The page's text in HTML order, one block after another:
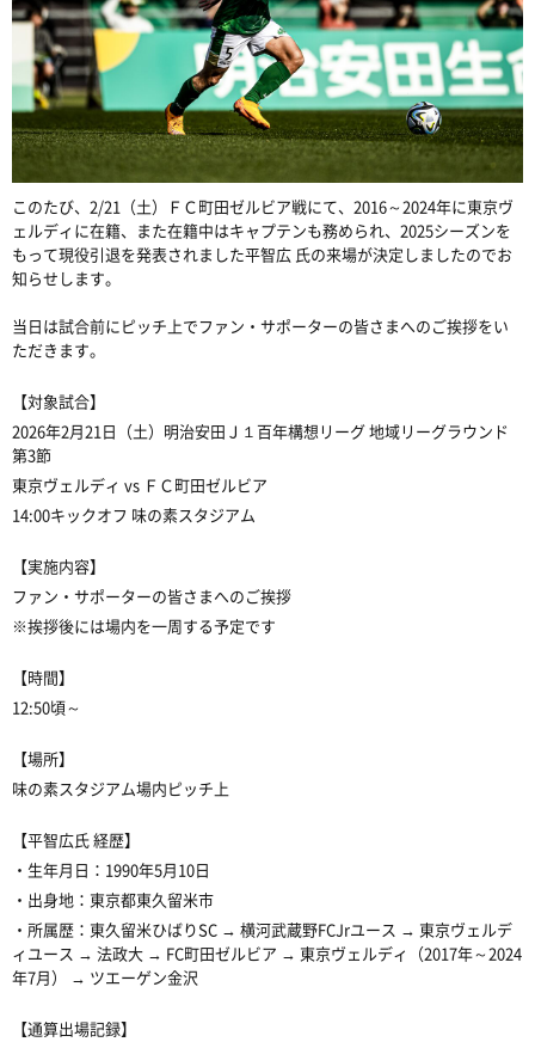
このたび、2/21（土）ＦＣ町田ゼルビア戦にて、2016～2024年に東京ヴ
ェルディに在籍、また在籍中はキャプテンも務められ、2025シーズンを
もって現役引退を発表されました平智広 氏の来場が決定しましたのでお
知らせします。
当日は試合前にピッチ上でファン・サポーターの皆さまへのご挨拶をい
ただきます。
【対象試合】
2026年2月21日（土）明治安田Ｊ１百年構想リーグ 地域リーグラウンド
第3節
東京ヴェルディ vs ＦＣ町田ゼルビア
14:00キックオフ 味の素スタジアム
【実施内容】
ファン・サポーターの皆さまへのご挨拶
※挨拶後には場内を一周する予定です
【時間】
12:50頃～
【場所】
味の素スタジアム場内ピッチ上
【平智広氏 経歴】
・生年月日： 1990年5月10日
・出身地：東京都東久留米市
・所属歴： 東久留米ひばりSC → 横河武蔵野FCJrユース → 東京ヴェルデ
ィユース → 法政大 → FC町田ゼルビア → 東京ヴェルディ（2017年～2024
年7月） → ツエーゲン金沢
【通算出場記録】